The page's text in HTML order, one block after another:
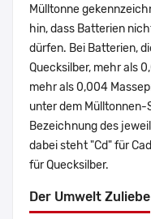
Mülltonne
hin, dass Batterien
dürfen. Bei Batterien,
Quecksilber, mehr als
mehr als 0,004
unter dem
Bezeichnung des
dabei steht "Cd" für
für Quecksilber.
Der Umwelt Zuliebe